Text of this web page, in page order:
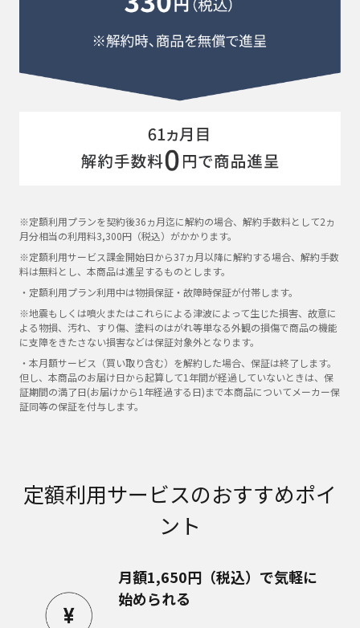
※定額利用プランを契約後36ヵ月迄に解約の場合、解約手数料として2ヵ
月分相当の利用料3,300円（税込）がかかります。
※定額利用サービス課金開始日から37ヵ月以降に解約する場合、解約手数
料は無料とし、本商品は進呈するものとします。
・定額利用プラン利用中は物損保証・故障時保証が付帯します。
※地震もしくは噴火またはこれらによる津波によって生じた損害、故意に
よる物損、汚れ、すり傷、塗料のはがれ等単なる外観の損傷で商品の機能
に支障をきたさない損害などは保証対象外となります。
・本月額サービス（買い取り含む）を解約した場合、保証は終了します。
但し、本商品のお届け日から起算して1年間が経過していないときは、保
証期間の満了日(お届けから1年経過する日)まで本商品についてメーカー保
証同等の保証を付与します。
定額利用サービスのおすすめポイ
ント
月額1,650円（税込）で気軽に
始められる